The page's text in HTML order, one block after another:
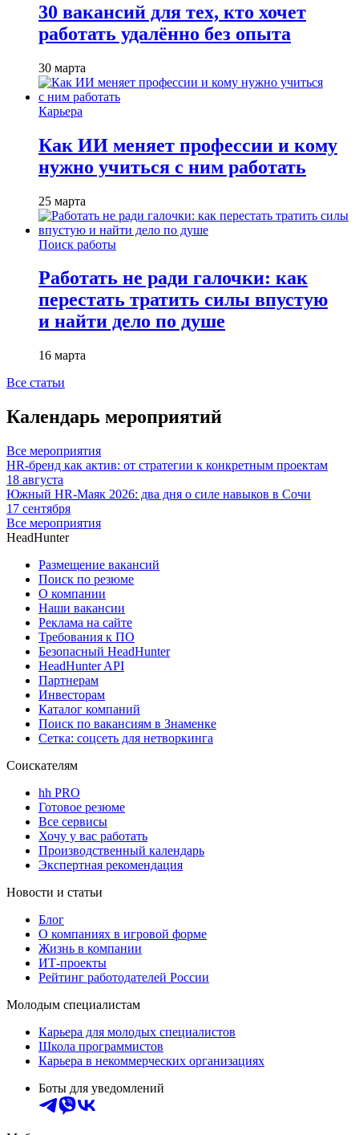
30 вакансий для тех, кто хочет
работать удалённо без опыта
30 марта
Карьера
Как ИИ меняет профессии и кому
нужно учиться с ним работать
25 марта
Поиск работы
Работать не ради галочки: как
перестать тратить силы впустую
и найти дело по душе
16 марта
Все статьи
Календарь мероприятий
Все мероприятия
HR-бренд как актив: от стратегии к конкретным проектам
18 августа
Южный HR-Маяк 2026: два дня о силе навыков в Сочи
17 сентября
Все мероприятия
HeadHunter
Размещение вакансий
Поиск по резюме
О компании
Наши вакансии
Реклама на сайте
Требования к ПО
Безопасный HeadHunter
HeadHunter API
Партнерам
Инвесторам
Каталог компаний
Поиск по вакансиям в Знаменке
Сетка: соцсеть для нетворкинга
Соискателям
hh PRO
Готовое резюме
Все сервисы
Хочу у вас работать
Производственный календарь
Экспертная рекомендация
Новости и статьи
Блог
О компаниях в игровой форме
Жизнь в компании
ИТ-проекты
Рейтинг работодателей России
Молодым специалистам
Карьера для молодых специалистов
Школа программистов
Карьера в некоммерческих организациях
Боты для уведомлений